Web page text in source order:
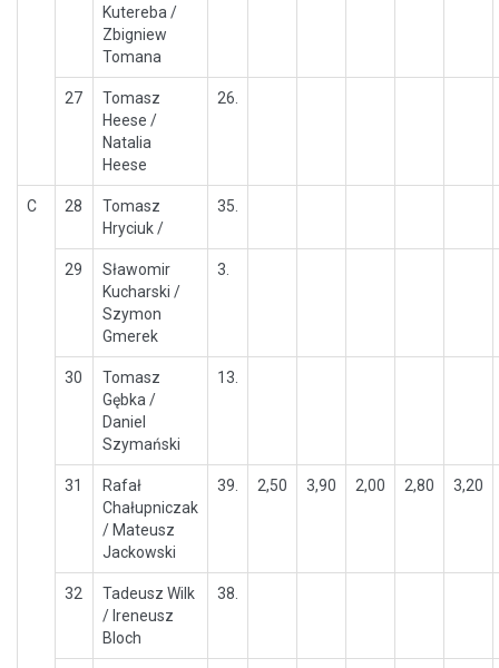
Kutereba /
Zbigniew
Tomana
27
Tomasz
Heese /
Natalia
Heese
26.
C 28
Tomasz
Hryciuk /
35.
29
Sławomir
Kucharski /
Szymon
Gmerek
3.
30
Tomasz
Gębka /
Daniel
Szymański
13.
31
Rafał
Chałupniczak
/ Mateusz
Jackowski
39. 2,50 3,90 2,00 2,80 3,20
32
Tadeusz Wilk
/ Ireneusz
Bloch
38.